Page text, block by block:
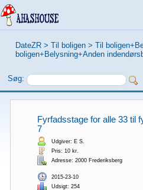
DateZR > Til boligen > Til
boligen+Belysning+Anden
Søg:
Fyrfadsstage for alle 33 til
7
Udgiver: E S.
Pris: 10 kr.
Adresse: 2000 Frederiksberg
2015-23-10
Udsigt: 254